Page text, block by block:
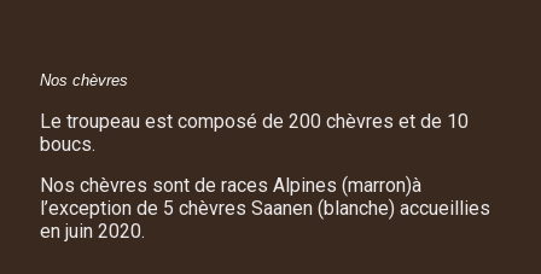
Nos chèvres
Le troupeau est composé de 200 chèvres et de 10
boucs.
Nos chèvres sont de races Alpines (marron)à
l’exception de 5 chèvres Saanen (blanche) accueillies
en juin 2020.